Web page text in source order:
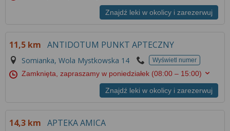
Znajdź leki w okolicy i zarezerwuj
11,5 km ANTIDOTUM PUNKT APTECZNY
Somianka, Wola Mystkowska 14 Wyświetl numer
Zamknięta, zapraszamy w poniedziałek (08:00 – 15:00)
Znajdź leki w okolicy i zarezerwuj
14,3 km APTEKA AMICA